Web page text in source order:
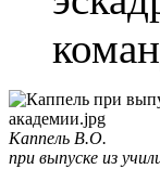
Каппель В.О.
при выпуске из